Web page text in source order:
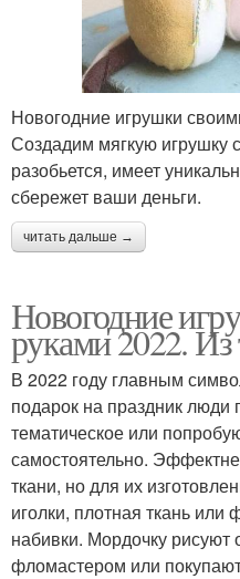
Новогодние игрушки
Создадим мягкую игрушку
разобьется, имеет
сбережет ваши деньги.
читать дальше →
Новогодние
руками 2022. Из
В 2022 году главным
подарок на праздник люди
тематическое или
самостоятельно.
ткани, но для их
иголки, плотная ткань или
набивки. Мордочку
фломастером или